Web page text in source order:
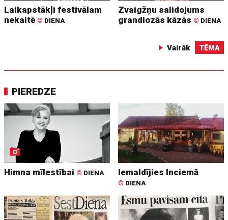
Laikapstākļi festivālam
nekaitē © DIENA
Zvaigžņu salidojums
grandiozās kāzās © DIENA
Vairāk TĒMA
PIEREDZE
Himna mīlestībai © DIENA Iemaldījies Inciemā
© DIENA